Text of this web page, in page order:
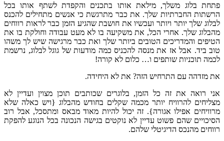
פתחת בלוג משלך, מילאת אותו בתכנים והקפדת לשתף אותו בכל
הרשתות החברתיות שלך. את כבר מתרגשת כי אנשים מתחילים להכנס
לבלוג שלך יותר ויותר ועכשיו את חושבת שהגיע הזמן כבר לראות רווחים
מהבלוג שלך. אחרי הכל, את משקיעה בו לא מעט עבודה וחולקת בו את
הטיפים והמדריכים הטובים ביותר שלך ואת כבר מרגישה שיש לך משהו
טוב ביד. אבל אז את מנסה להכניס כמה מודעות של גוגל לבלוג, נרשמת
לכמה תוכניות שותפים ו… כלום לא קורה!
את מזדהה עם התרחיש הזה? את לא היחידה.
אני רואה את זה כל הזמן, בלוגרים שכותבים תוכן מצוין ועדיין לא
מצליחים להרוויח יותר מכמה שקלים בחודש מהבלוג {ויש כאלה שלא
מרוויחים אפילו אגורה}. זה יכול להיות מאוד מבאס ומתסכל, אבל רוב
הסיכויים שהם פשוט עדיין לא נוקטים בגישה הנכונה בכל הנוגע להפקת
רווחים מהנכס הדיגיטלי שלהם.